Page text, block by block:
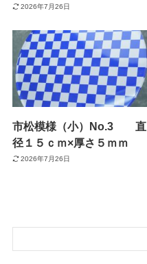
2026年7月26日
市松模様（小）No.3 直
径１５ｃｍ×厚さ５ｍｍ
2026年7月26日